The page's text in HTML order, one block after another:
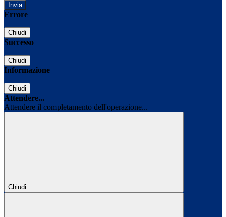
Errore
Chiudi
Successo
Chiudi
Informazione
Chiudi
Attendere...
Attendere il completamento dell'operazione...
Chiudi